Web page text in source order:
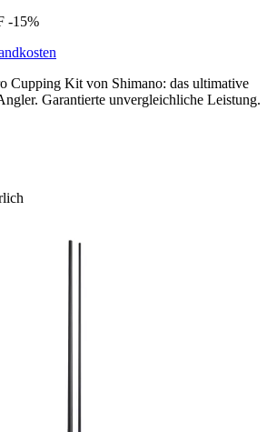
-15%
Cupping Kit von Shimano: das ultimative
Garantierte unvergleichliche Leistung.